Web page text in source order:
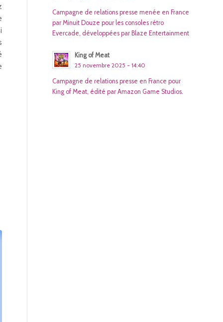
Campagne de relations presse menée en France
par Minuit Douze pour les consoles rétro
Evercade, développées par Blaze Entertainment
King of Meat
25 novembre 2025 - 14:40
Campagne de relations presse en France pour
King of Meat, édité par Amazon Game Studios.